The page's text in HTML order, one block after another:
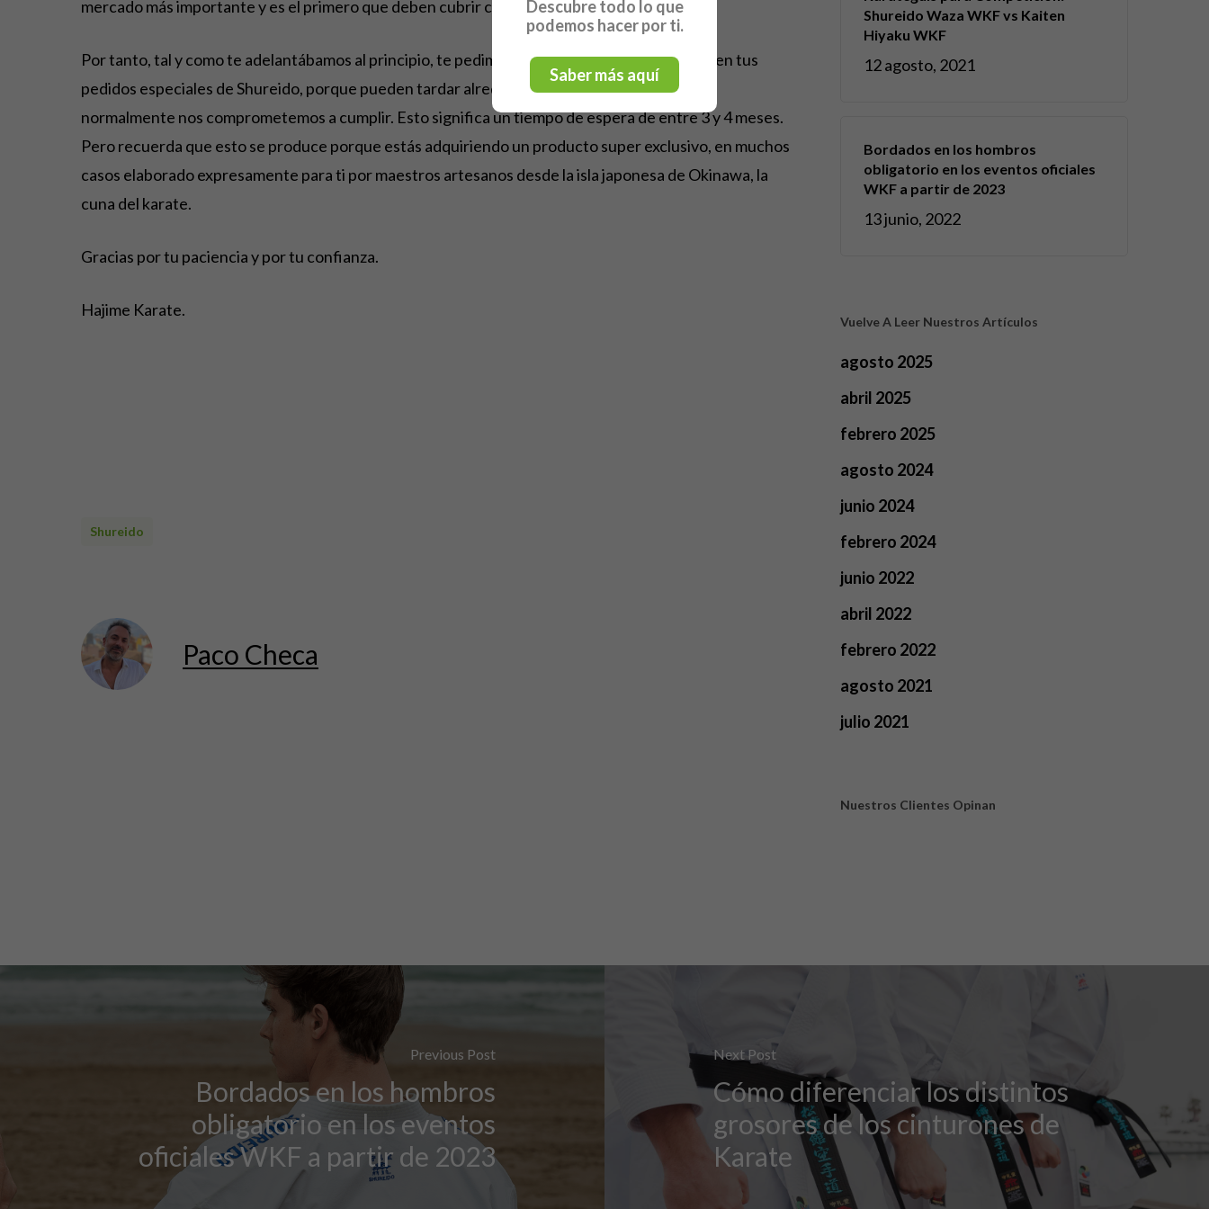
mercado más importante y es el primero que deben cubrir como empresa japonesa.
Por tanto, tal y como te adelantábamos al principio, te pedimos un poquito más de paciencia en tus
pedidos especiales de Shureido, porque pueden tardar alrededor de un mes más de lo que
normalmente nos comprometemos a cumplir. Esto significa un tiempo de espera de entre 3 y 4 meses.
Pero recuerda que esto se produce porque estás adquiriendo un producto super exclusivo, en muchos
casos elaborado expresamente para ti por maestros artesanos desde la isla japonesa de Okinawa, la
cuna del karate.
Gracias por tu paciencia y por tu confianza.
Hajime Karate.
Shureido
Paco Checa
Shureido Waza WKF vs Kaiten
Hiyaku WKF
12 agosto, 2021
Bordados en los hombros
obligatorio en los eventos oficiales
WKF a partir de 2023
13 junio, 2022
Vuelve A Leer Nuestros Artículos
agosto 2025
abril 2025
febrero 2025
agosto 2024
junio 2024
febrero 2024
junio 2022
abril 2022
febrero 2022
agosto 2021
julio 2021
Nuestros Clientes Opinan
Previous Post
Bordados en los hombros
obligatorio en los eventos
oficiales WKF a partir de 2023
Next Post
Cómo diferenciar los distintos
grosores de los cinturones de
Karate
Descubre todo lo que
podemos hacer por ti.
Saber más aquí